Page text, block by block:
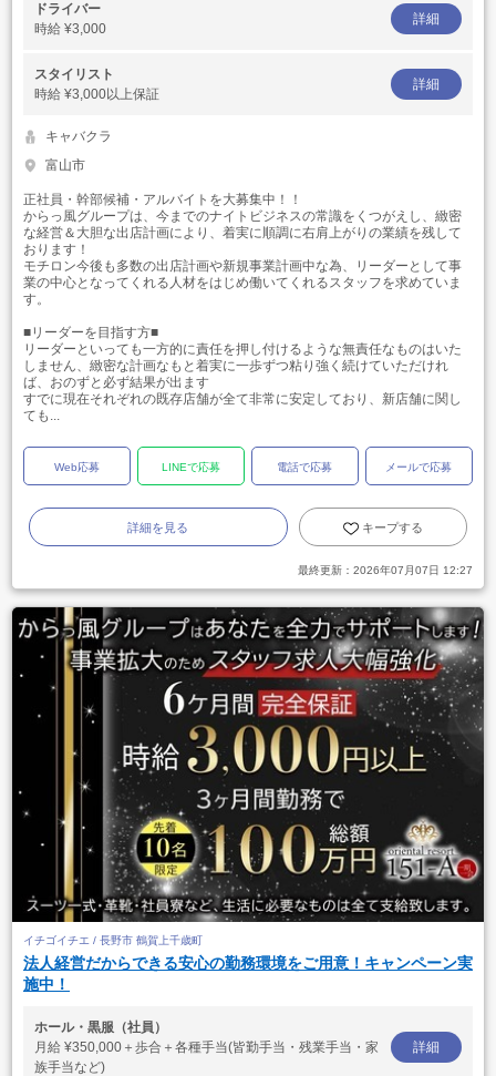
ドライバー
時給 ¥3,000
詳細
スタイリスト
時給 ¥3,000以上保証
詳細
キャバクラ
富山市
正社員・幹部候補・アルバイトを大募集中！！
からっ風グループは、今までのナイトビジネスの常識をくつがえし、緻密
な経営＆大胆な出店計画により、着実に順調に右肩上がりの業績を残して
おります！
モチロン今後も多数の出店計画や新規事業計画中な為、リーダーとして事
業の中心となってくれる人材をはじめ働いてくれるスタッフを求めていま
す。
■リーダーを目指す方■
リーダーといっても一方的に責任を押し付けるような無責任なものはいた
しません、緻密な計画なもと着実に一歩ずつ粘り強く続けていただけれ
ば、おのずと必ず結果が出ます
すでに現在それぞれの既存店舗が全て非常に安定しており、新店舗に関し
ても...
Web応募 LINEで応募 電話で応募 メールで応募
詳細を見る キープする
最終更新： 2026年07月07日 12:27
イチゴイチエ / 長野市 鶴賀上千歳町
法人経営だからできる安心の勤務環境をご用意！キャンペーン実
施中！
ホール・黒服（社員）
月給 ¥350,000＋歩合＋各種手当(皆勤手当・残業手当・家
族手当など)
詳細